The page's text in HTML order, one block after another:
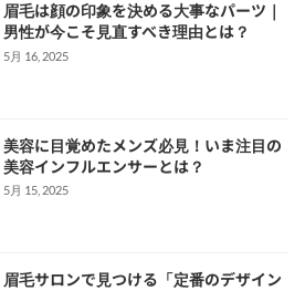
眉毛は顔の印象を決める大事なパーツ｜
男性が今こそ見直すべき理由とは？
5月 16, 2025
美容に目覚めたメンズ必見！いま注目の
美容インフルエンサーとは？
5月 15, 2025
眉毛サロンで見つける「定番のデザイン